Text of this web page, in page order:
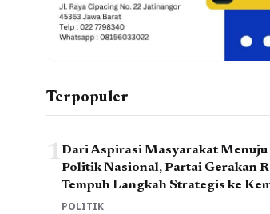
Terpopuler
1 Dari Aspirasi Masyarakat Menuju
Politik Nasional, Partai Gerakan
Tempuh Langkah Strategis ke
POLITIK